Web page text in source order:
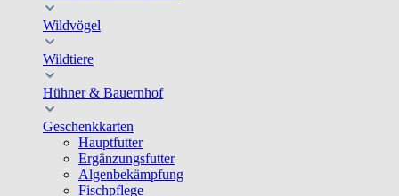
Wildvögel
Wildtiere
Hühner & Bauernhof
Geschenkkarten
Hauptfutter
Ergänzungsfutter
Algenbekämpfung
Fischpflege